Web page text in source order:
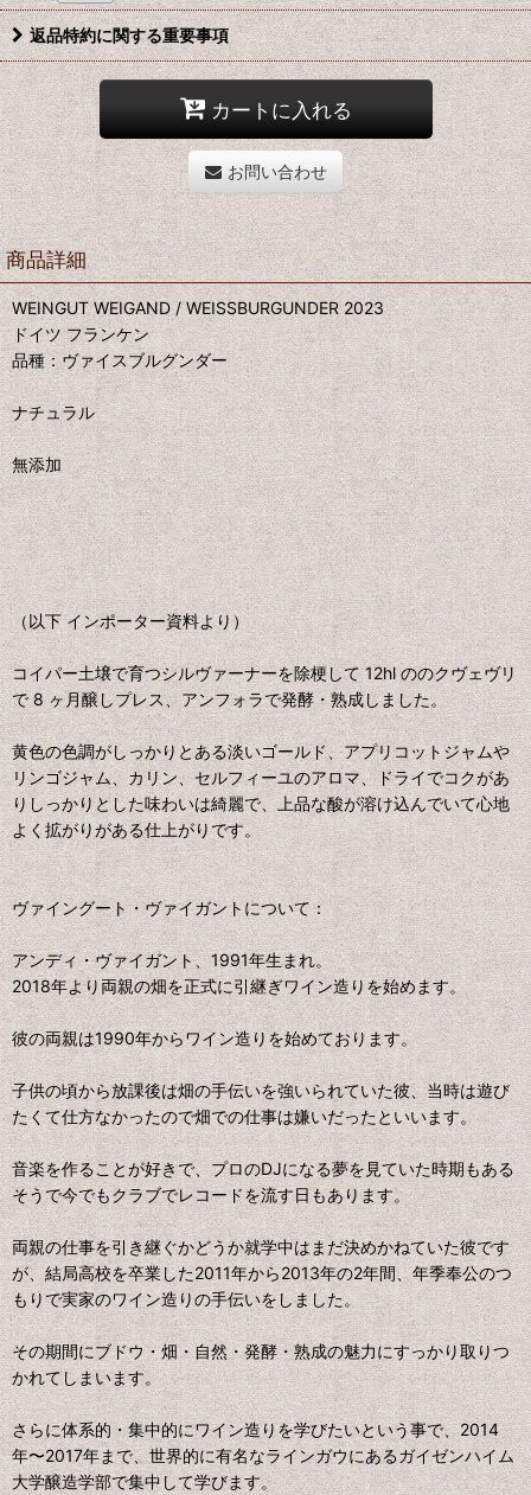
返品特約に関する重要事項
カートに入れる
お問い合わせ
商品詳細
WEINGUT WEIGAND / WEISSBURGUNDER 2023
ドイツ フランケン
品種：ヴァイスブルグンダー
ナチュラル
無添加
（以下 インポーター資料より）
コイパー土壌で育つシルヴァーナーを除梗して 12hl ののクヴェヴリ
で 8 ヶ月醸しプレス、アンフォラで発酵・熟成しました。
黄色の色調がしっかりとある淡いゴールド、アプリコットジャムや
リンゴジャム、カリン、セルフィーユのアロマ、ドライでコクがあ
りしっかりとした味わいは綺麗で、上品な酸が溶け込んでいて心地
よく拡がりがある仕上がりです。
ヴァイングート・ヴァイガントについて：
アンディ・ヴァイガント、1991年生まれ。
2018年より両親の畑を正式に引継ぎワイン造りを始めます。
彼の両親は1990年からワイン造りを始めております。
子供の頃から放課後は畑の手伝いを強いられていた彼、当時は遊び
たくて仕方なかったので畑での仕事は嫌いだったといいます。
音楽を作ることが好きで、プロのDJになる夢を見ていた時期もある
そうで今でもクラブでレコードを流す日もあります。
両親の仕事を引き継ぐかどうか就学中はまだ決めかねていた彼です
が、結局高校を卒業した2011年から2013年の2年間、年季奉公のつ
もりで実家のワイン造りの手伝いをしました。
その期間にブドウ・畑・自然・発酵・熟成の魅力にすっかり取りつ
かれてしまいます。
さらに体系的・集中的にワイン造りを学びたいという事で、2014
年〜2017年まで、世界的に有名なラインガウにあるガイゼンハイム
大学醸造学部で集中して学びます。